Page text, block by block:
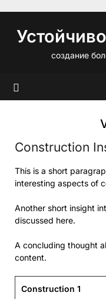
содержимому
создание
Construction
This is a short
interesting aspects of
Another short insight
discussed here.
A concluding thought
content.
Construction 1